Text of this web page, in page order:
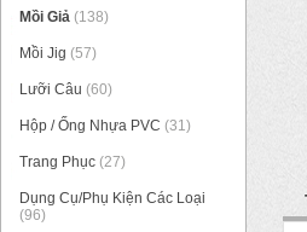
Mồi Giả (138)
Mồi Jig (57)
Lưỡi Câu (60)
Hộp / Ống Nhựa PVC (31)
Trang Phục (27)
Dụng Cụ/Phụ Kiện Các Loại
(96)